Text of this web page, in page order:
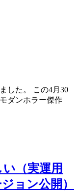
した。 この4月30
ダンホラー傑作
（実運用
ョン公開）